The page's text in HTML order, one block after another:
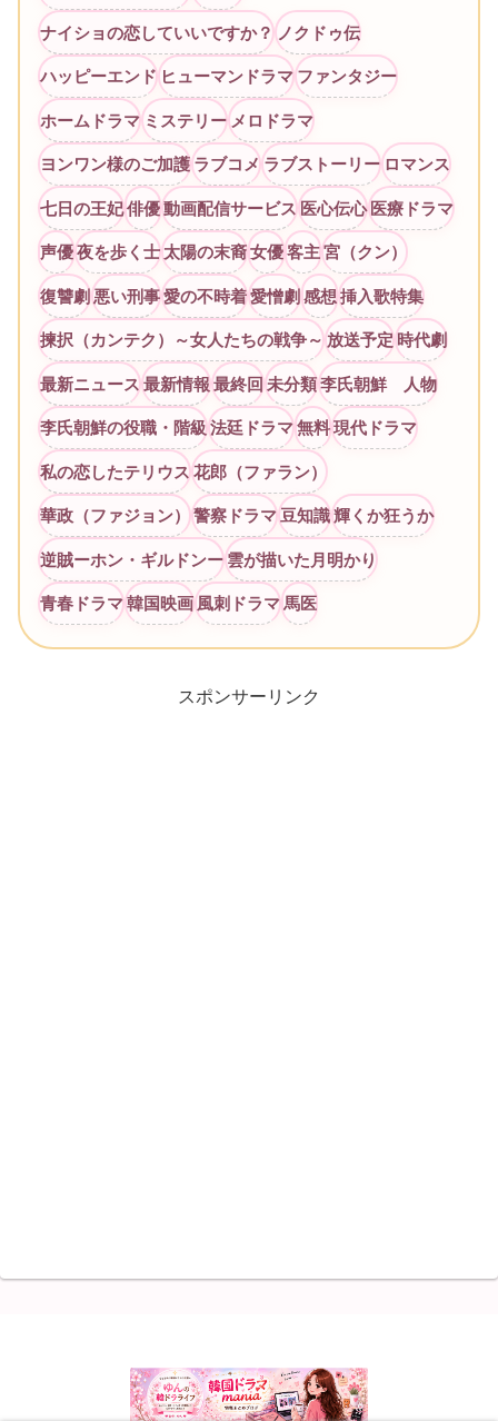
ナイショの恋していいですか？ ノクドゥ伝
ハッピーエンド ヒューマンドラマ ファンタジー
ホームドラマ ミステリー メロドラマ
ヨンワン様のご加護 ラブコメ ラブストーリー ロマンス
七日の王妃 俳優 動画配信サービス 医心伝心 医療ドラマ
声優 夜を歩く士 太陽の末裔 女優 客主 宮（クン）
復讐劇 悪い刑事 愛の不時着 愛憎劇 感想 挿入歌特集
揀択（カンテク）～女人たちの戦争～ 放送予定 時代劇
最新ニュース 最新情報 最終回 未分類 李氏朝鮮 人物
李氏朝鮮の役職・階級 法廷ドラマ 無料 現代ドラマ
私の恋したテリウス 花郎（ファラン）
華政（ファジョン） 警察ドラマ 豆知識 輝くか狂うか
逆賊ーホン・ギルドンー 雲が描いた月明かり
青春ドラマ 韓国映画 風刺ドラマ 馬医
スポンサーリンク